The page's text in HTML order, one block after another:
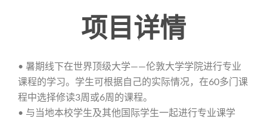
项目详情
• 暑期线下在世界顶级大学——伦敦大学学院进行专业
课程的学习。学生可根据自己的实际情况，在60多门课
程中选择修读3周或6周的课程。
• 与当地本校学生及其他国际学生一起进行专业课学